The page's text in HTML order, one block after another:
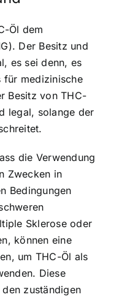
Öl dem
Der Besitz und
es sei denn, es
für medizinische
Besitz von THC-
legal, solange der
die Verwendung
Zwecken in
Bedingungen
Sklerose oder
können eine
um THC-Öl als
Diese
zuständigen